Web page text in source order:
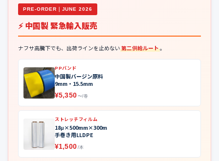
PRE-ORDER｜JUNE 2026
⚡ 中国製 緊急輸入販売
ナフサ高騰下でも、出荷ラインを止めない第二供給ルート。
PPバンド
中国製バージン原料
9mm・15.5mm
¥5,350 〜/巻
ストレッチフィルム
18μ×500mm×300m
手巻き用LLDPE
¥1,500 /本